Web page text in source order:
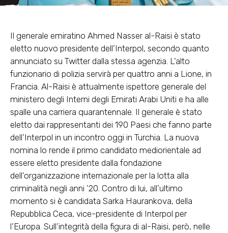
Il generale emiratino Ahmed Nasser al-Raisi è stato
eletto nuovo presidente dell’Interpol, secondo quanto
annunciato su Twitter dalla stessa agenzia. L’alto
funzionario di polizia servirà per quattro anni a Lione, in
Francia. Al-Raisi è attualmente ispettore generale del
ministero degli Interni degli Emirati Arabi Uniti e ha alle
spalle una carriera quarantennale. Il generale è stato
eletto dai rappresentanti dei 190 Paesi che fanno parte
dell’Interpol in un incontro oggi in Turchia. La nuova
nomina lo rende il primo candidato mediorientale ad
essere eletto presidente dalla fondazione
dell’organizzazione internazionale per la lotta alla
criminalità negli anni ’20. Contro di lui, all’ultimo
momento si è candidata Sarka Haurankova, della
Repubblica Ceca, vice-presidente di Interpol per
l’Europa. Sull’integrità della figura di al-Raisi, però, nelle